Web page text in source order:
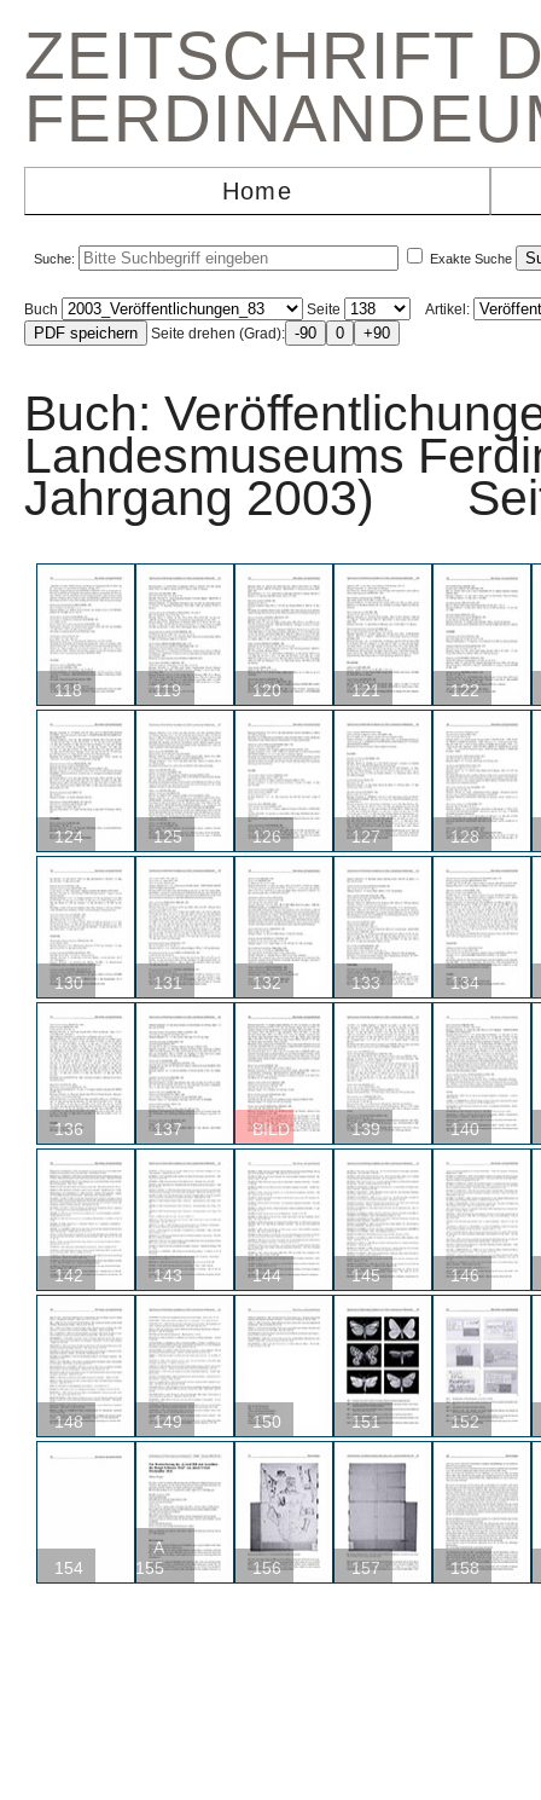
ZEITSCHRIFT
Home
Suche: Exakte Suche
Buch Seite
Artikel:
Seite drehen (Grad):
Buch:
Landesmuseums
Jahrgang 2003)
118 119 120 121 122
124 125 126 127 128
130 131 132 133 134
136 137 BILD 139 140
142 143 144 145 146
148 149 150 151 152
154
A
155
156 157 158